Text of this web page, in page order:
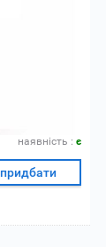
наявнiсть : є
придбати